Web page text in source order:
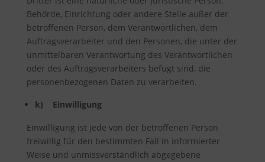
Behörde, Einrichtung oder andere Stelle außer der
betroffenen Person, dem Verantwortlichen, dem
Auftragsverarbeiter und den Personen, die unter der
unmittelbaren Verantwortung des Verantwortlichen
oder des Auftragsverarbeiters befugt sind, die
personenbezogenen Daten zu verarbeiten.
k) Einwilligung
Einwilligung ist jede von der betroffenen Person
freiwillig für den bestimmten Fall in informierter
Weise und unmissverständlich abgegebene